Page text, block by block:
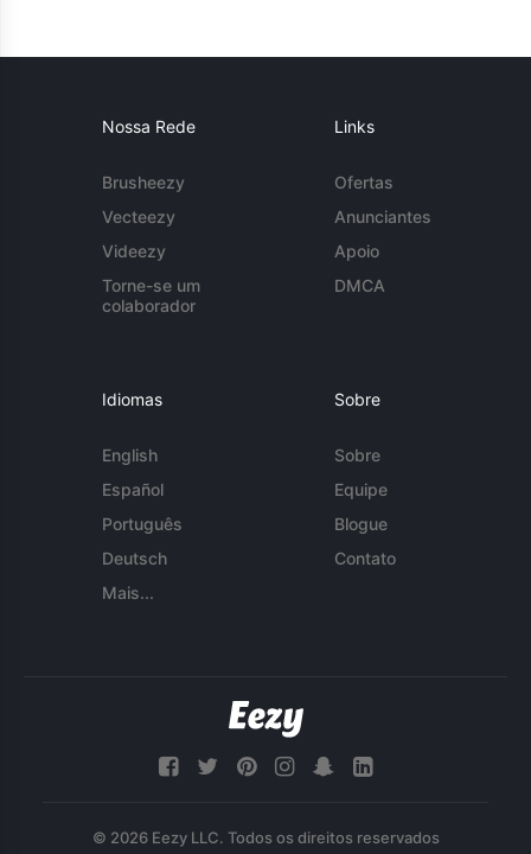
Nossa Rede
Brusheezy
Vecteezy
Videezy
Torne-se um
colaborador
Links
Ofertas
Anunciantes
Apoio
DMCA
Idiomas
English
Español
Português
Deutsch
Mais...
Sobre
Sobre
Equipe
Blogue
Contato
© 2026 Eezy LLC. Todos os direitos reservados